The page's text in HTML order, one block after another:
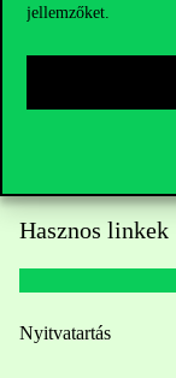
jellemzőket.
Hasznos linkek
Nyitvatartás